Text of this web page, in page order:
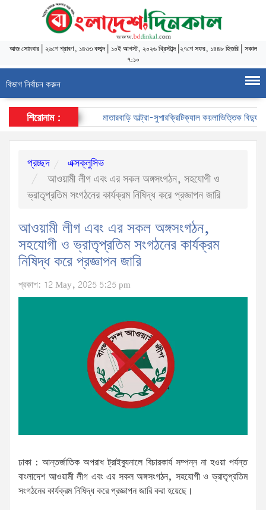
আজসোমবার| ২৬শে শ্রাবণ, ১৪৩৩ বঙ্গাব্দ| ১০ই আগস্ট, ২০২৬ খ্রিস্টাব্দ| ২৭শে সফর, ১৪৪৮ হিজরি| সকাল
৭:১০
বিভাগ নির্বাচন করুন
শিরোনাম : মাতারবাড়ি আল্ট্রা-সুপারক্রিটিক্যাল কয়লাভিত্তিক
প্রচ্ছদ
এক্সক্লুসিভ
আওয়ামী লীগ এবং এর সকল অঙ্গসংগঠন, সহযোগী ও
ভ্রাতৃপ্রতিম সংগঠনের কার্যক্রম নিষিদ্ধ করে প্রজ্ঞাপন জারি
আওয়ামী লীগ এবং এর সকল অঙ্গসংগঠন,
সহযোগী ও ভ্রাতৃপ্রতিম সংগঠনের কার্যক্রম
নিষিদ্ধ করে প্রজ্ঞাপন জারি
প্রকাশ: 12 May, 2025 5:25 pm
ঢাকা : আন্তর্জাতিক অপরাধ ট্রাইব্যুনালে বিচারকার্য সম্পন্ন না হওয়া পর্যন্ত
বাংলাদেশ আওয়ামী লীগ এবং এর সকল অঙ্গসংগঠন, সহযোগী ও ভ্রাতৃপ্রতিম
সংগঠনের কার্যক্রম নিষিদ্ধ করে প্রজ্ঞাপন জারি করা হয়েছে।